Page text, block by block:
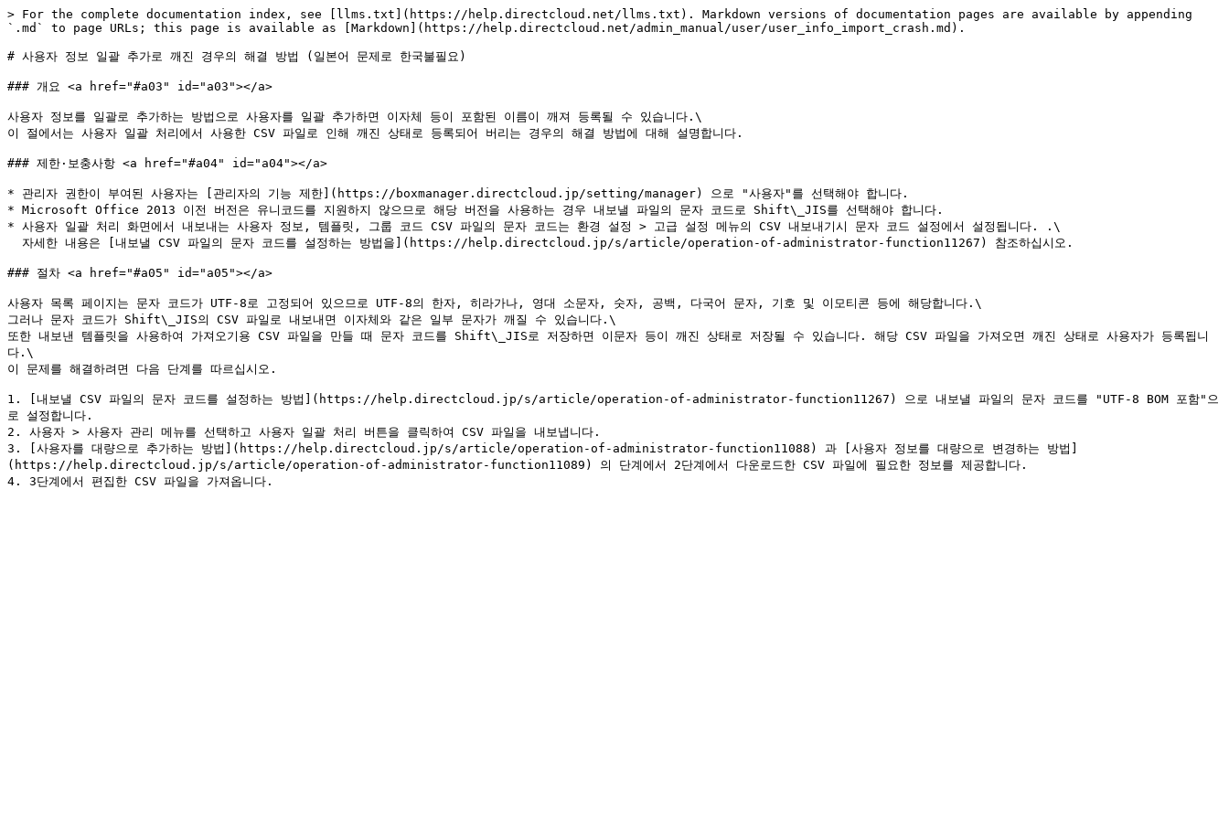
> For the complete documentation index, see [llms.txt](https://help.directcloud.net/llms.txt). Markdown versions of documentation pages are available by appending
`.md` to page URLs; this page is available as [Markdown](https://help.directcloud.net/admin_manual/user/user_info_import_crash.md).
# 사용자 정보 일괄 추가로 깨진 경우의 해결 방법 (일본어 문제로 한국불필요)
### 개요 <a href="#a03" id="a03"></a>
사용자 정보를 일괄로 추가하는 방법으로 사용자를 일괄 추가하면 이자체 등이 포함된 이름이 깨져 등록될 수 있습니다.\
이 절에서는 사용자 일괄 처리에서 사용한 CSV 파일로 인해 깨진 상태로 등록되어 버리는 경우의 해결 방법에 대해 설명합니다.
### 제한·보충사항 <a href="#a04" id="a04"></a>
* 관리자 권한이 부여된 사용자는 [관리자의 기능 제한](https://boxmanager.directcloud.jp/setting/manager) 으로 "사용자"를 선택해야 합니다.
* Microsoft Office 2013 이전 버전은 유니코드를 지원하지 않으므로 해당 버전을 사용하는 경우 내보낼 파일의 문자 코드로 Shift\_JIS를 선택해야 합니다.
* 사용자 일괄 처리 화면에서 내보내는 사용자 정보, 템플릿, 그룹 코드 CSV 파일의 문자 코드는 환경 설정 > 고급 설정 메뉴의 CSV 내보내기시 문자 코드 설정에서 설정됩니다. .\
### 절차 <a href="#a05" id="a05"></a>
사용자 목록 페이지는 문자 코드가 UTF-8로 고정되어 있으므로 UTF-8의 한자, 히라가나, 영대 소문자, 숫자, 공백, 다국어 문자, 기호 및 이모티콘 등에 해당합니다.\
그러나 문자 코드가 Shift\_JIS의 CSV 파일로 내보내면 이자체와 같은 일부 문자가 깨질 수 있습니다.\
또한 내보낸 템플릿을 사용하여 가져오기용 CSV 파일을 만들 때 문자 코드를 Shift\_JIS로 저장하면 이문자 등이 깨진 상태로 저장될 수 있습니다. 해당 CSV 파일을 가져오면 깨진 상태로 사용자가 등록됩니
다.\
이 문제를 해결하려면 다음 단계를 따르십시오.
1. [내보낼 CSV 파일의 문자 코드를 설정하는 방법](https://help.directcloud.jp/s/article/operation-of-administrator-function11267) 으로 내보낼 파일의 문자 코드를 "UTF-8 BOM 포함"으
로 설정합니다.
2. 사용자 > 사용자 관리 메뉴를 선택하고 사용자 일괄 처리 버튼을 클릭하여 CSV 파일을 내보냅니다.
3. [사용자를 대량으로 추가하는 방법](https://help.directcloud.jp/s/article/operation-of-administrator-function11088) 과 [사용자 정보를 대량으로 변경하는 방법]
(https://help.directcloud.jp/s/article/operation-of-administrator-function11089) 의 단계에서 2단계에서 다운로드한 CSV 파일에 필요한 정보를 제공합니다.